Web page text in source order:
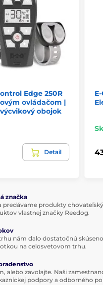
vysielača na krk
sa môžu zmeniť bez
upozornenia. Obrázky
v kategóriách
Pre malé psy
Edge 250R
ovládačom |
obojok
Detail
značka
predávame produkty
vlastnej značky Reedog.
nám dalo dostatočnú
na celosvetovom trhu.
alebo zavolajte. Naši
podpory a odborného